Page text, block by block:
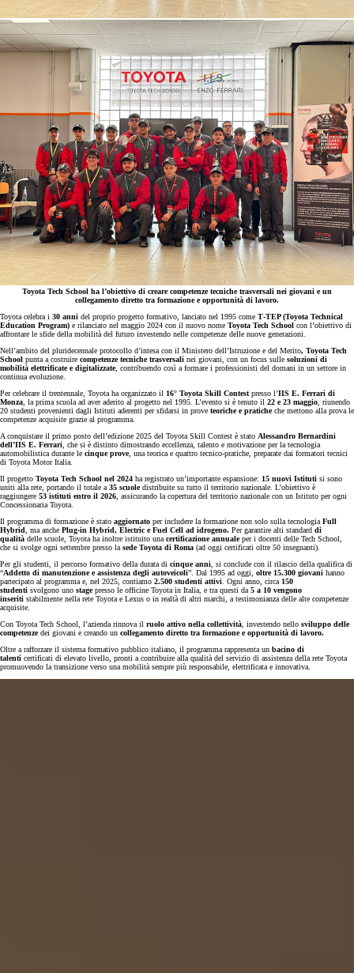
Toyota Tech School ha l’obiettivo di creare competenze tecniche trasversali nei giovani e un
collegamento diretto tra formazione e opportunità di lavoro.
Toyota celebra i 30 anni del proprio progetto formativo, lanciato nel 1995 come T‑TEP (Toyota Technical
Education Program) e rilanciato nel maggio 2024 con il nuovo nome Toyota Tech School con l’obiettivo di
affrontare le sfide della mobilità del futuro investendo nelle competenze delle nuove generazioni.
Nell’ambito del pluridecennale protocollo d’intesa con il Ministero dell’Istruzione e del Merito, Toyota Tech
School punta a costruire competenze tecniche trasversali nei giovani, con un focus sulle soluzioni di
mobilità elettrificate e digitalizzate, contribuendo così a formare i professionisti del domani in un settore in
continua evoluzione.
Per celebrare il trentennale, Toyota ha organizzato il 16° Toyota Skill Contest presso l’IIS E. Ferrari di
Monza , la prima scuola ad aver aderito al progetto nel 1995. L’evento si è tenuto il 22 e 23 maggio , riunendo
20 studenti provenienti dagli Istituti aderenti per sfidarsi in prove teoriche e praticheche mettono alla prova le
competenze acquisite grazie al programma.
A conquistare il primo posto dell’edizione 2025 del Toyota Skill Contest è stato Alessandro Bernardini
dell’IIS E. Ferrari , che si è distinto dimostrando eccellenza, talento e motivazione per la tecnologia
automobilistica durante le cinque prove, una teorica e quattro tecnico-pratiche, preparate dai formatori tecnici
di Toyota Motor Italia.
Il progetto Toyota Tech School nel 2024 ha registrato un’importante espansione: 15 nuovi Istituti si sono
uniti alla rete, portando il totale a 35 scuoledistribuite su tutto il territorio nazionale. L’obiettivo è
raggiungere 53 istituti entro il 2026 , assicurando la copertura del territorio nazionale con un Istituto per ogni
Concessionaria Toyota.
Il programma di formazione è stato aggiornato per includere la formazione non solo sulla tecnologia Full
Hybrid , ma anche Plug‑in Hybrid, Electric e Fuel Cell ad idrogeno. Per garantire alti standard di
qualità delle scuole, Toyota ha inoltre istituito una certificazione annualeper i docenti delle Tech School,
che si svolge ogni settembre presso la sede Toyota di Roma (ad oggi certificati oltre 50 insegnanti).
Per gli studenti, il percorso formativo della durata di cinque anni , si conclude con il rilascio della qualifica di
“Addetto di manutenzione e assistenza degli autoveicoli”. Dal 1995 ad oggi, oltre 15.300 giovani hanno
partecipato al programma e, nel 2025, contiamo 2.500 studenti attivi . Ogni anno, circa 150
studenti svolgono uno stagepresso le officine Toyota in Italia, e tra questi da 5 a 10 vengono
inseriti stabilmente nella rete Toyota e Lexus o in realtà di altri marchi, a testimonianza delle alte competenze
acquisite.
Con Toyota Tech School, l’azienda rinnova il ruolo attivo nella collettività , investendo nello sviluppo delle
competenzedei giovani e creando un collegamento diretto tra formazione e opportunità di lavoro.
Oltre a rafforzare il sistema formativo pubblico italiano, il programma rappresenta un bacino di
talenti certificati di elevato livello, pronti a contribuire alla qualità del servizio di assistenza della rete Toyota
promuovendo la transizione verso una mobilità sempre più responsabile, elettrificata e innovativa.